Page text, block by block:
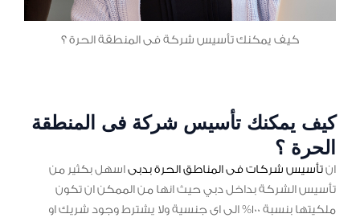
كيف يمكنك تأسيس شركة فى المنطقة الحرة ؟
كيف يمكنك تأسيس شركة فى المنطقة
الحرة ؟
انتأسيس شركات فى المناطق الحرة بدبى اسهل بكثير من
تأسيس الشركة بداخل دبي حيث انها من الممكن ان تكون
ملكيتها بنسبة 100% الى اى جنسية ولا يشترط وجود شريك او